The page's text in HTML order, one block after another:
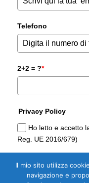
Telefono
2+2 = ?*
Privacy Policy
Ho letto e accetto
Reg. UE 2016/679)
Sì, Voglio
Il mio sito utilizza
navigazione e